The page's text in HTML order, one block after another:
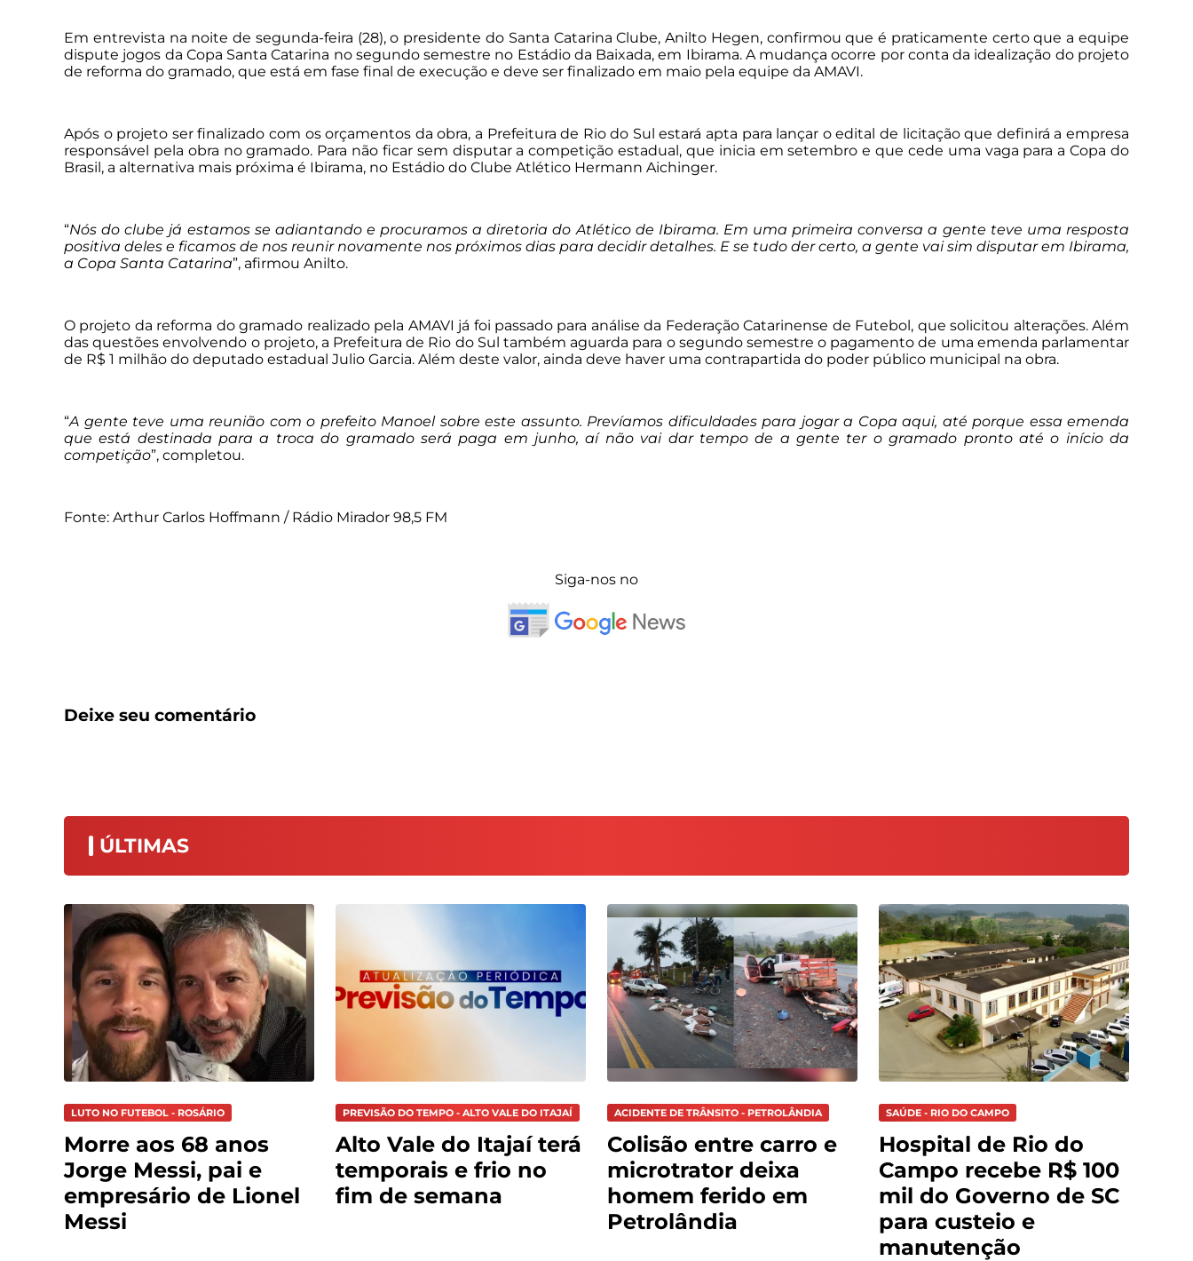
Em entrevista na noite de segunda-feira (28), o presidente do Santa Catarina Clube, Anilto Hegen, confirmou que é praticamente certo que a equipe
dispute jogos da Copa Santa Catarina no segundo semestre no Estádio da Baixada, em Ibirama. A mudança ocorre por conta da idealização do projeto
de reforma do gramado, que está em fase final de execução e deve ser finalizado em maio pela equipe da AMAVI.
Após o projeto ser finalizado com os orçamentos da obra, a Prefeitura de Rio do Sul estará apta para lançar o edital de licitação que definirá a empresa
responsável pela obra no gramado. Para não ficar sem disputar a competição estadual, que inicia em setembro e que cede uma vaga para a Copa do
Brasil, a alternativa mais próxima é Ibirama, no Estádio do Clube Atlético Hermann Aichinger.
“Nós do clube já estamos se adiantando e procuramos a diretoria do Atlético de Ibirama. Em uma primeira conversa a gente teve uma resposta
positiva deles e ficamos de nos reunir novamente nos próximos dias para decidir detalhes. E se tudo der certo, a gente vai sim disputar em Ibirama,
a Copa Santa Catarina”, afirmou Anilto.
O projeto da reforma do gramado realizado pela AMAVI já foi passado para análise da Federação Catarinense de Futebol, que solicitou alterações. Além
das questões envolvendo o projeto, a Prefeitura de Rio do Sul também aguarda para o segundo semestre o pagamento de uma emenda parlamentar
de R$ 1 milhão do deputado estadual Julio Garcia. Além deste valor, ainda deve haver uma contrapartida do poder público municipal na obra.
“A gente teve uma reunião com o prefeito Manoel sobre este assunto. Prevíamos dificuldades para jogar a Copa aqui, até porque essa emenda
que está destinada para a troca do gramado será paga em junho, aí não vai dar tempo de a gente ter o gramado pronto até o início da
competição”, completou.
Fonte: Arthur Carlos Hoffmann / Rádio Mirador 98,5 FM
Siga-nos no
Deixe seu comentário
ÚLTIMAS
LUTO NO FUTEBOL - ROSÁRIO
Morre aos 68 anos
Jorge Messi, pai e
empresário de Lionel
Messi
PREVISÃO DO TEMPO - ALTO VALE DO ITAJAÍ
Alto Vale do Itajaí terá
temporais e frio no
fim de semana
ACIDENTE DE TRÂNSITO - PETROLÂNDIA
Colisão entre carro e
microtrator deixa
homem ferido em
Petrolândia
SAÚDE - RIO DO CAMPO
Hospital de Rio do
Campo recebe R$ 100
mil do Governo de SC
para custeio e
manutenção